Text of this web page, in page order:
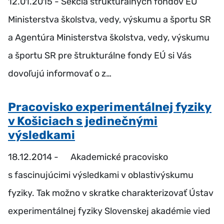
Ministerstva školstva, vedy, výskumu a športu SR
a Agentúra Ministerstva školstva, vedy, výskumu
a športu SR pre štrukturálne fondy EÚ si Vás
dovoľujú informovať o z…
Pracovisko experimentálnej fyziky
v Košiciach s jedinečnými
výsledkami
18.12.2014 - Akademické pracovisko
s fascinujúcimi výsledkami v oblastivýskumu
fyziky. Tak možno v skratke charakterizovať Ústav
experimentálnej fyziky Slovenskej akadémie vied